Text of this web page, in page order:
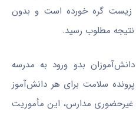
گره خورده است و بدون
مطلوب رسید.
بدو ورود به مدرسه
پرونده سلامت برای هر دانش‌آموز
غیرحضوری مدارس، این مأموریت